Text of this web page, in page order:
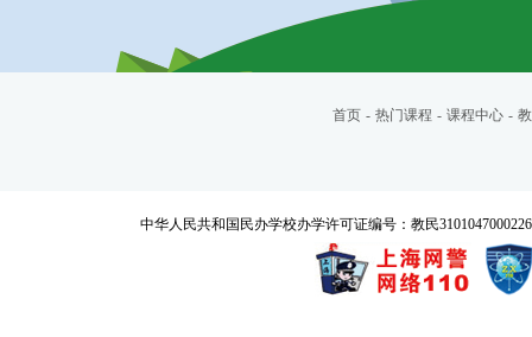
首页 - 热门课程 - 课程中心 -
中华人民共和国民办学校办学许可证编号：教民